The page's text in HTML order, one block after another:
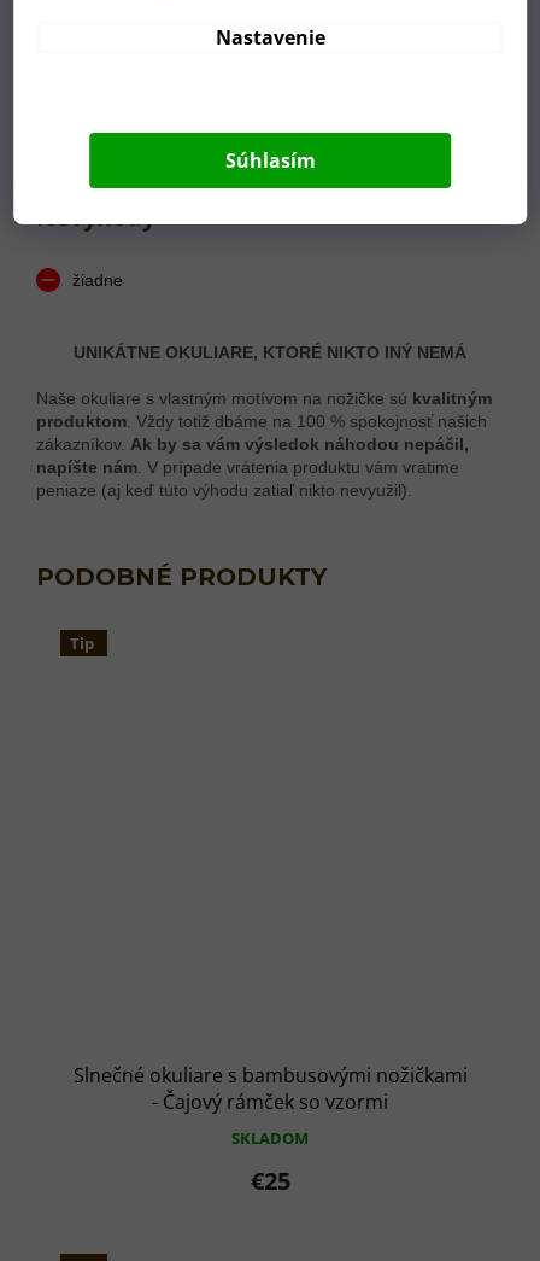
Nastavenie
Súhlasím
16 farebných variantov (vyberie si každý)
extrémne rýchla výroba
Nevýhody
žiadne
UNIKÁTNE OKULIARE, KTORÉ NIKTO INÝ NEMÁ
Naše okuliare s vlastným motívom na nožičke sú kvalitným
produktom . Vždy totiž dbáme na 100 % spokojnosť našich
zákazníkov. Ak by sa vám výsledok náhodou nepáčil,
napíšte nám . V prípade vrátenia produktu vám vrátime
peniaze (aj keď túto výhodu zatiaľ nikto nevyužil).
Tip
Slnečné okuliare s bambusovými nožičkami
- Čajový rámček so vzormi
SKLADOM
€25